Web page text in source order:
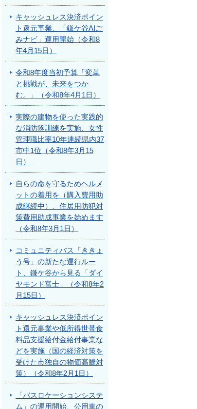
キャッシュレス決済ポイン
ト還元事業、「鎌ケ谷AIご
みナビ」運用開始（令和8
年4月15日）
令和8年度当初予算「変革
と挑戦が、未来をつか
む。」（令和8年4月1日）
実際の建物を使った実践的
な消防隊訓練を実施、女性
管理職比率10年連続県内37
市中1位（令和8年3月15
日）
自らの命を守るためヘルメ
ットの着用を（購入費用助
成継続中）、住居用防犯対
策費用助成事業を始めます
（令和8年3月1日）
コミュニティバス「ききょ
う号」の新たな運行ルー
ト、鎌ケ谷から見る「ダイ
ヤモンド富士」（令和8年2
月15日）
キャッシュレス決済ポイン
ト還元事業や低所得世帯食
料品支援給付金給付事業な
どを実施（国の経済対策を
受けた市独自の物価高騰対
策）（令和8年2月1日）
「バスロケーションシステ
ム」の運用開始、公用車の